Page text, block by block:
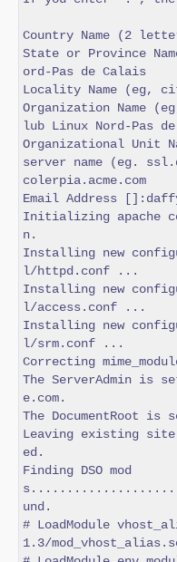
Country Name (2
State or Province
ord-Pas de Calais
Locality Name
Organization Name
lub Linux Nord-Pas
Organizational Unit
server name (eg.
colerpia.acme.com
Email Address
Initializing apache
n.
Installing new
l/httpd.conf ...
Installing new
l/access.conf ...
Installing new
l/srm.conf ...
Correcting
The ServerAdmin is
e.com.
The DocumentRoot is
Leaving existing site
ed.
Finding DSO mod
und.
# LoadModule
1.3/